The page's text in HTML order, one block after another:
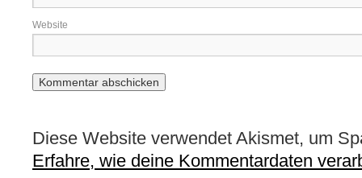
Website
Diese Website verwendet Akismet, um
Erfahre, wie deine Kommentardaten